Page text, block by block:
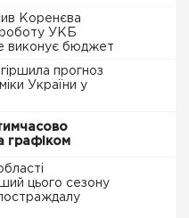
Коренєва
роботу УКБ
виконує бюджет
прогноз
України у
графіком
цього сезону